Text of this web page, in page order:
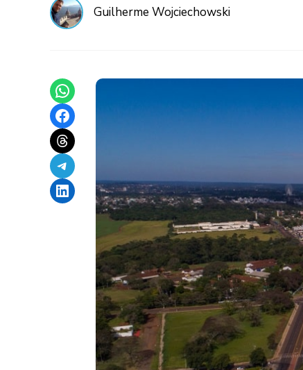
Guilherme Wojciechowski
Share on WhatsApp
Share on Facebook
Share on Threads
Share on Telegram
Share on LinkedIn